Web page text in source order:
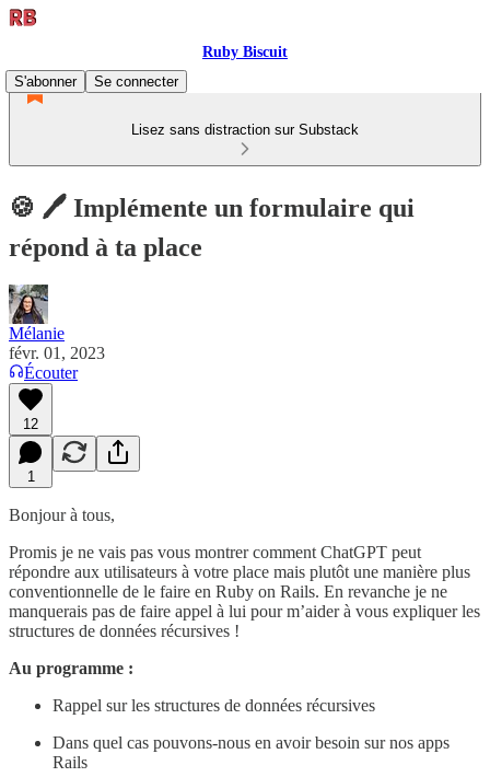
Ruby Biscuit
S'abonner
Se connecter
Lisez sans distraction sur Substack
🍪 🖊️ Implémente un formulaire qui
répond à ta place
Mélanie
févr. 01, 2023
Écouter
12
1
Bonjour à tous,
Promis je ne vais pas vous montrer comment ChatGPT peut
répondre aux utilisateurs à votre place mais plutôt une manière plus
conventionnelle de le faire en Ruby on Rails. En revanche je ne
manquerais pas de faire appel à lui pour m’aider à vous expliquer les
structures de données récursives !
Au programme :
Rappel sur les structures de données récursives
Dans quel cas pouvons-nous en avoir besoin sur nos apps
Rails